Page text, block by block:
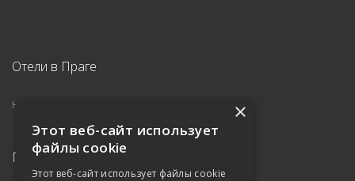
Отели в Праге
Hotel Melantrich ***
Подпишитесь на нас в
×
Этот веб-сайт использует
файлы cookie
Этот веб-сайт использует файлы cookie